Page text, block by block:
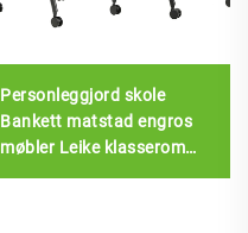
Personleggjord skole
Bankett matstad engros
møbler Leike klasserom